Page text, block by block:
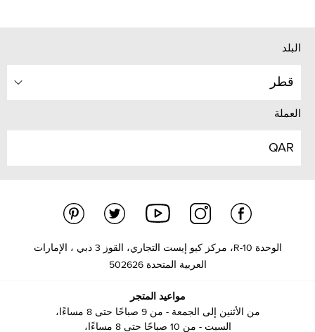
البلد
قطر
العملة
QAR
الوحدة R-10، مركز كيو إيست التجاري، القوز 3 دبي ، الإمارات
العربية المتحدة 502626
مواعيد المتجر
من الأثنين إلى الجمعة - من 9 صباحًا حتى 8 مساءًا،
السبت - من 10 صباحًا حتى 8 مساءًا،